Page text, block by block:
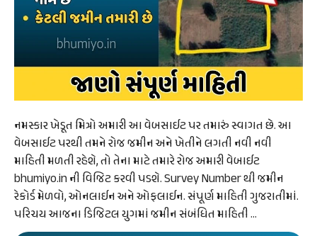
નમસ્કાર ખેડૂત મિત્રો અમારી આ વેબસાઈટ પર તમારું સ્વાગત છે. આ
વેબસાઈટ પરથી તમને રોજ જમીન અને ખેતીને લગતી નવી નવી
માહિતી મળતી રહેશે, તો તેના માટે તમારે રોજ અમારી વેબાઈટ
bhumiyo.in ની વિજિટ કરવી પડશે. Survey Number થી જમીન
રેકોર્ડ મેળવો, ઓનલાઈન અને ઓફલાઈન. સંપૂર્ણ માહિતી ગુજરાતીમાં.
પરિચય આજના ડિજિટલ યુગમાં જમીન સંબંધિત માહિતી …